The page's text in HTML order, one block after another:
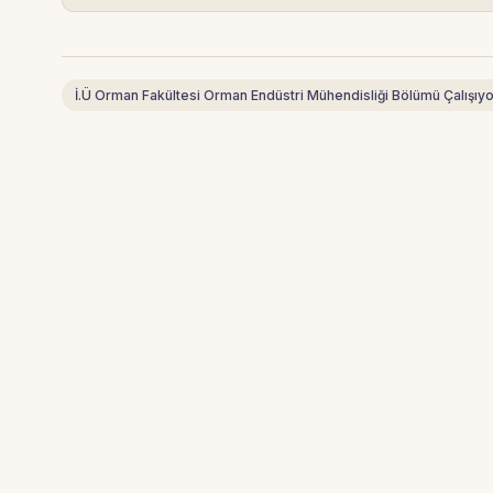
İ.Ü Orman Fakültesi Orman Endüstri Mühendisliği Bölümü